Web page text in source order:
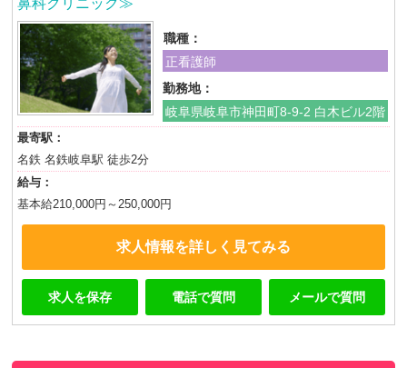
鼻科クリニック≫
職種：
正看護師
勤務地：
岐阜県岐阜市神田町8-9-2 白木ビル2階
最寄駅：
名鉄 名鉄岐阜駅 徒歩2分
給与：
基本給210,000円～250,000円
求人情報を詳しく見てみる
求人を保存 電話で質問 メールで質問